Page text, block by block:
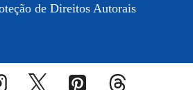
de Direitos Autorais